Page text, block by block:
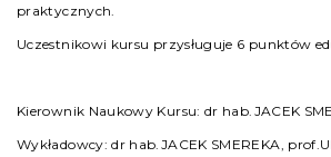
praktycznych.
Uczestnikowi kursu przysługuje 6 punktów
Kierownik Naukowy Kursu: dr hab.JACEK
Wykładowcy: dr hab.JACEK SMEREKA,